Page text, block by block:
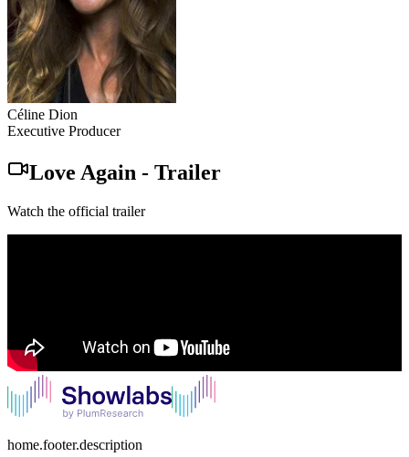
Céline Dion
Executive Producer
Love Again - Trailer
Watch the official trailer
home.footer.description